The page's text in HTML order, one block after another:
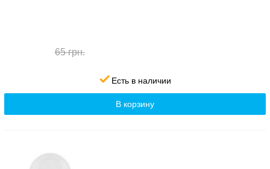
65 грн.
Есть в наличии
В корзину